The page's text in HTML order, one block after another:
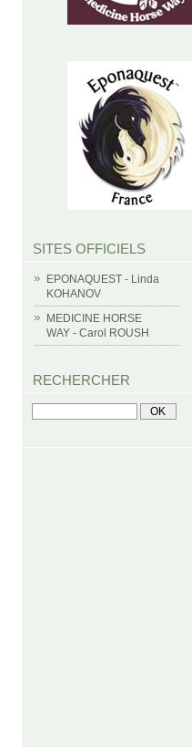
SITES OFFICIELS
EPONAQUEST - Linda
KOHANOV
MEDICINE HORSE
WAY - Carol ROUSH
RECHERCHER